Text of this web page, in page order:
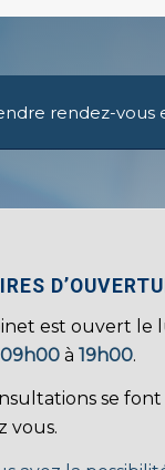
rendez-vous
est ouvert le
09h00 à19h00.
se
vous.